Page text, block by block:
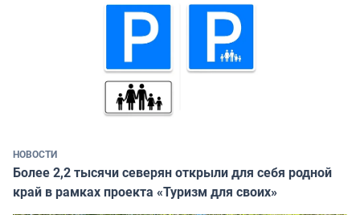
НОВОСТИ
Более 2,2 тысячи северян открыли для себя родной
край в рамках проекта «Туризм для своих»